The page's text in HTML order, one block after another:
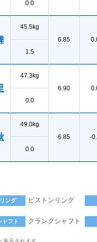
0.0
45.5kg
6.85
1.5
47.3kg
6.90
0.0
49.0kg
6.85
-
0.0
リング ピストンリング
ャフト クランクシャフト